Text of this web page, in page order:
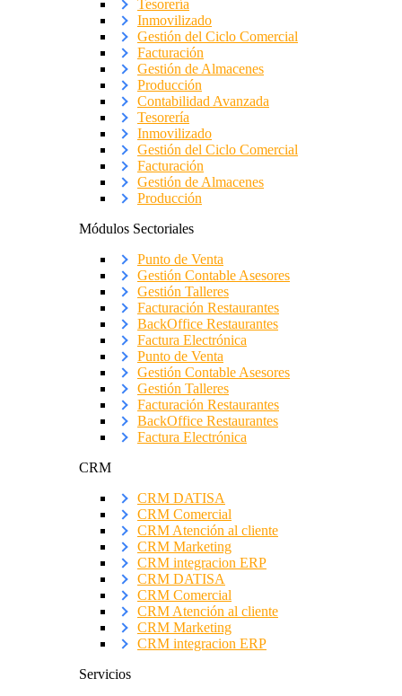
Tesorería
Inmovilizado
Gestión del Ciclo Comercial
Facturación
Gestión de Almacenes
Producción
Contabilidad Avanzada
Tesorería
Inmovilizado
Gestión del Ciclo Comercial
Facturación
Gestión de Almacenes
Producción
Módulos Sectoriales
Punto de Venta
Gestión Contable Asesores
Gestión Talleres
Facturación Restaurantes
BackOffice Restaurantes
Factura Electrónica
Punto de Venta
Gestión Contable Asesores
Gestión Talleres
Facturación Restaurantes
BackOffice Restaurantes
Factura Electrónica
CRM
CRM DATISA
CRM Comercial
CRM Atención al cliente
CRM Marketing
CRM integracion ERP
CRM DATISA
CRM Comercial
CRM Atención al cliente
CRM Marketing
CRM integracion ERP
Servicios